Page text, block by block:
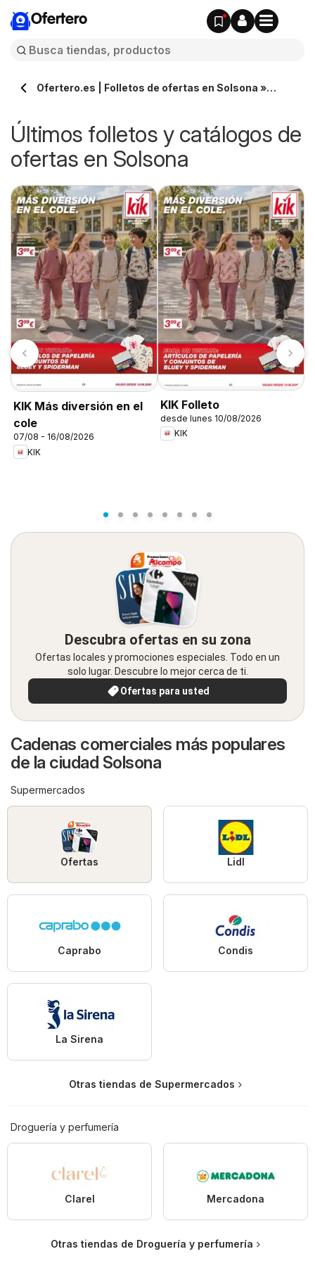
Ofertero
Ofertero.es | Folletos de ofertas en Solsona »
Últimos folletos y catálogos de
ofertas en Solsona
KIK Más diversión en el
cole
07/08 - 16/08/2026
KIK
KIK Folleto
desde lunes 10/08/2026
KIK
Descubra ofertas en su zona
Ofertas locales y promociones especiales. Todo en un
solo lugar. Descubre lo mejor cerca de ti.
Ofertas para usted
Cadenas comerciales más populares
de la ciudad Solsona
Supermercados
Ofertas Lidl
Caprabo Condis
La Sirena
Otras tiendas de Supermercados
Droguería y perfumería
Clarel Mercadona
Otras tiendas de Droguería y perfumería